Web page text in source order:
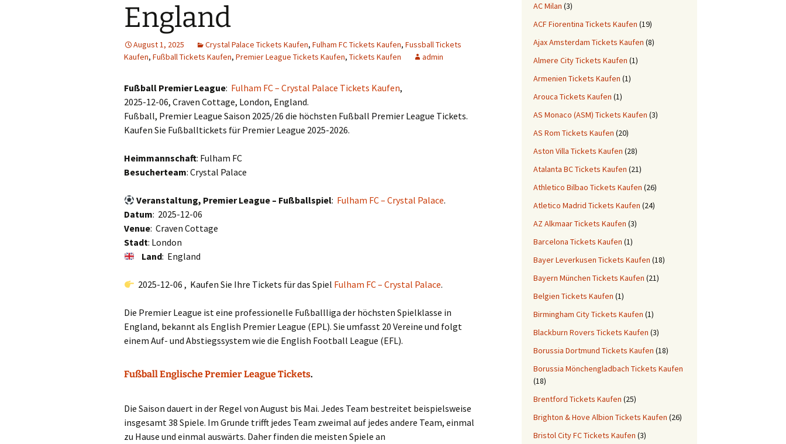
England
August 1, 2025 Crystal Palace Tickets Kaufen, Fulham FC Tickets Kaufen, Fussball Tickets
Kaufen, Fußball Tickets Kaufen, Premier League Tickets Kaufen, Tickets Kaufen admin
Fußball Premier League: Fulham FC – Crystal Palace Tickets Kaufen,
2025-12-06, Craven Cottage, London, England.
Fußball, Premier League Saison 2025/26 die höchsten Fußball Premier League Tickets.
Kaufen Sie Fußballtickets für Premier League 2025-2026.
Heimmannschaft: Fulham FC
Besucherteam: Crystal Palace
Veranstaltung, Premier League – Fußballspiel: Fulham FC – Crystal Palace.
Datum: 2025-12-06
Venue: Craven Cottage
Stadt: London
Land: England
2025-12-06 , Kaufen Sie Ihre Tickets für das Spiel Fulham FC – Crystal Palace.
Die Premier League ist eine professionelle Fußballliga der höchsten Spielklasse in
England, bekannt als English Premier League (EPL). Sie umfasst 20 Vereine und folgt
einem Auf- und Abstiegssystem wie die English Football League (EFL).
Fußball Englische Premier League Tickets.
Die Saison dauert in der Regel von August bis Mai. Jedes Team bestreitet beispielsweise
insgesamt 38 Spiele. Im Grunde trifft jedes Team zweimal auf jedes andere Team, einmal
zu Hause und einmal auswärts. Daher finden die meisten Spiele an
AC Milan (3)
ACF Fiorentina Tickets Kaufen (19)
Ajax Amsterdam Tickets Kaufen (8)
Almere City Tickets Kaufen (1)
Armenien Tickets Kaufen (1)
Arouca Tickets Kaufen (1)
AS Monaco (ASM) Tickets Kaufen (3)
AS Rom Tickets Kaufen (20)
Aston Villa Tickets Kaufen (28)
Atalanta BC Tickets Kaufen (21)
Athletico Bilbao Tickets Kaufen (26)
Atletico Madrid Tickets Kaufen (24)
AZ Alkmaar Tickets Kaufen (3)
Barcelona Tickets Kaufen (1)
Bayer Leverkusen Tickets Kaufen (18)
Bayern München Tickets Kaufen (21)
Belgien Tickets Kaufen (1)
Birmingham City Tickets Kaufen (1)
Blackburn Rovers Tickets Kaufen (3)
Borussia Dortmund Tickets Kaufen (18)
Borussia Mönchengladbach Tickets Kaufen
(18)
Brentford Tickets Kaufen (25)
Brighton & Hove Albion Tickets Kaufen (26)
Bristol City FC Tickets Kaufen (3)